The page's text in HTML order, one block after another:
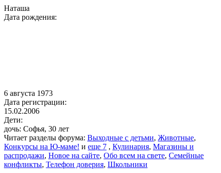
Наташа
Дата рождения:
6 августа 1973
Дата регистрации:
15.02.2006
Дети:
дочь: Софья, 30 лет
Читает разделы форума: Выходные с детьми, Животные,
Конкурсы на Ю-маме! и еще 7 , Кулинария, Магазины и
распродажи, Новое на сайте, Обо всем на свете, Семейные
конфликты, Телефон доверия, Школьники